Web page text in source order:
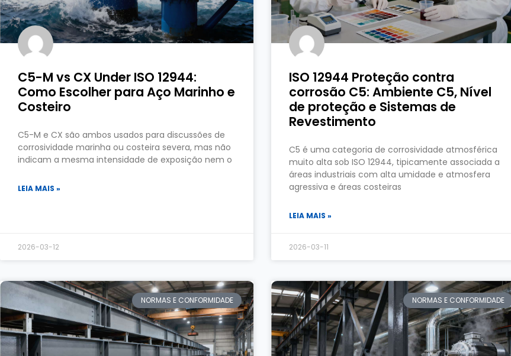
C5-M vs CX Under ISO 12944:
Como Escolher para Aço Marinho e
Costeiro
C5-M e CX são ambos usados para discussões de
corrosividade marinha ou costeira severa, mas não
indicam a mesma intensidade de exposição nem o
LEIA MAIS »
2026-03-12
ISO 12944 Proteção contra
corrosão C5: Ambiente C5, Nível
de proteção e Sistemas de
Revestimento
C5 é uma categoria de corrosividade atmosférica
muito alta sob ISO 12944, tipicamente associada a
áreas industriais com alta umidade e atmosfera
agressiva e áreas costeiras
LEIA MAIS »
2026-03-11
NORMAS E CONFORMIDADE NORMAS E CONFORMIDADE